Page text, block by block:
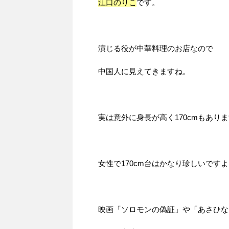
江口のりこ です。
演じる役が中華料理のお店なので
中国人に見えてきますね。
実は意外に身長が高く170cmもありま
女性で170cm台はかなり珍しいですよ
映画「ソロモンの偽証」や「あさひな